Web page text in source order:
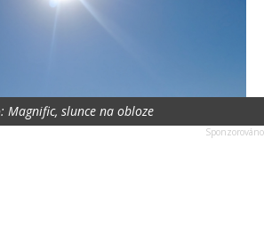
Magnific, slunce na obloze